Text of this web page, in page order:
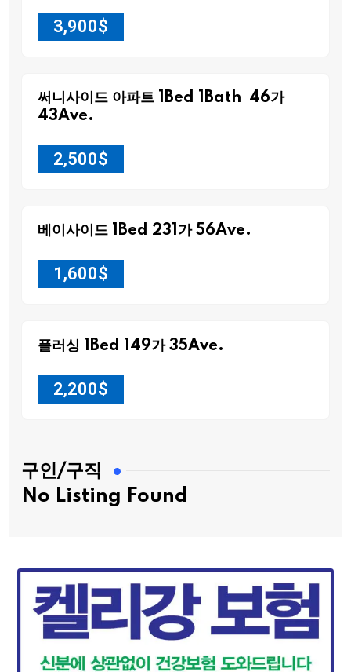
3,900$
써니사이드 아파트 1Bed 1Bath 46가
43Ave.
2,500$
베이사이드 1Bed 231가 56Ave.
1,600$
플러싱 1Bed 149가 35Ave.
2,200$
구인/구직
No Listing Found